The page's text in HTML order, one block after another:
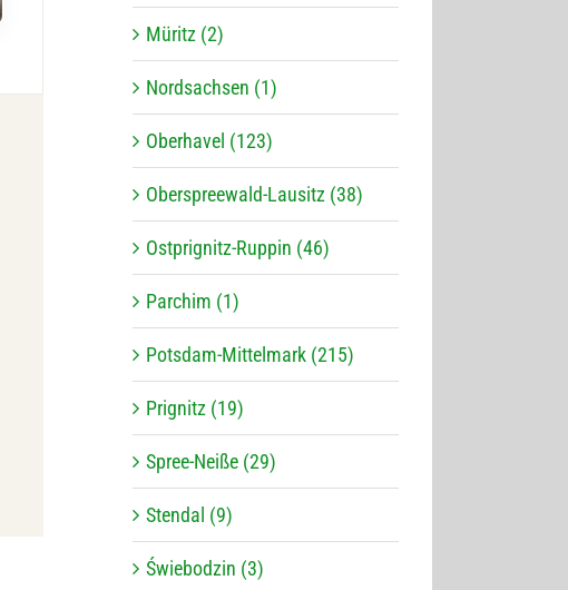
Müritz (2)
Nordsachsen (1)
Oberhavel (123)
Oberspreewald-Lausitz (38)
Ostprignitz-Ruppin (46)
Parchim (1)
Potsdam-Mittelmark (215)
Prignitz (19)
Spree-Neiße (29)
Stendal (9)
Świebodzin (3)